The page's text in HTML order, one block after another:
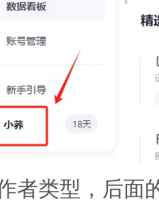
类型，后面